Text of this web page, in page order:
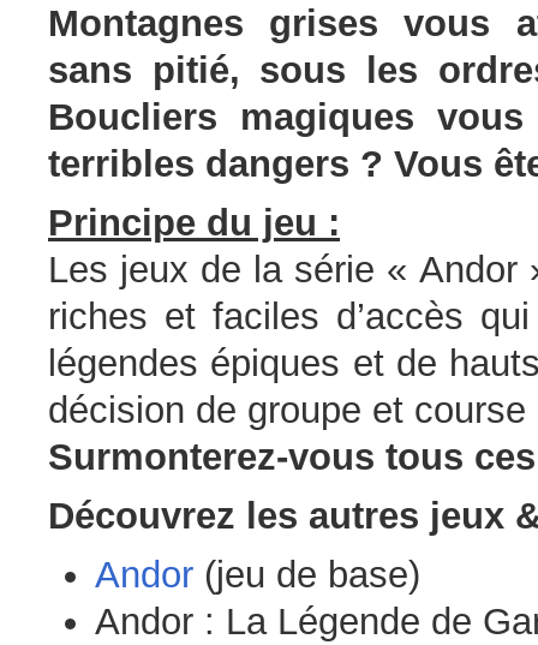
Montagnes grises vous
sans pitié, sous les
Boucliers magiques
terribles dangers ? Vous
Principe du jeu :
Les jeux de la série « Andor
riches et faciles d’accès
légendes épiques et de
décision de groupe et
Surmonterez-vous tous
Découvrez les autres jeux
Andor(jeu de base)
Andor : La Légende de